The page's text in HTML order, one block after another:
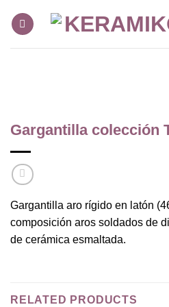
Gargantilla colección
Gargantilla aro rígido en latón
composición aros soldados de
de cerámica esmaltada.
RELATED PRODUCTS